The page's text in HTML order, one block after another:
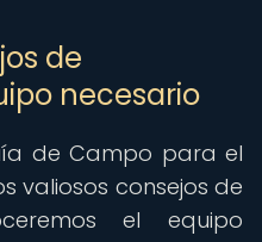
de
necesario
de Campo para el
valiosos consejos de
el equipo